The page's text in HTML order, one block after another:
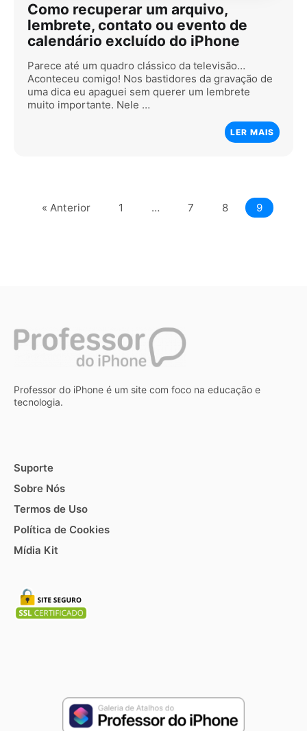
Como recuperar um arquivo,
lembrete, contato ou evento de
calendário excluído do iPhone
Parece até um quadro clássico da televisão…
Aconteceu comigo! Nos bastidores da gravação de
uma dica eu apaguei sem querer um lembrete
muito importante. Nele …
LER MAIS
« Anterior 1 … 7 8 9
Professor do iPhone é um site com foco na educação e
tecnologia.
Suporte
Sobre Nós
Termos de Uso
Política de Cookies
Mídia Kit